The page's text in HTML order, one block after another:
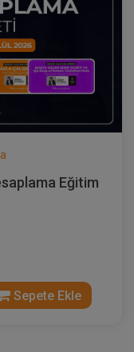
Eğitim
Sepete Ekle